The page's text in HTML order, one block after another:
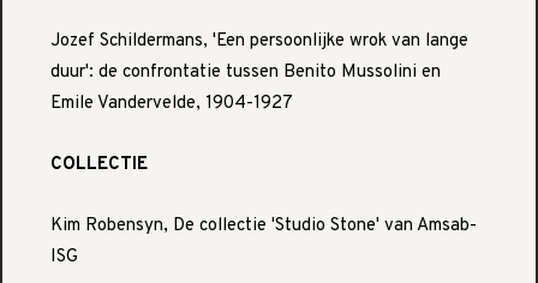
Jozef Schildermans, 'Een persoonlijke wrok van lange
duur': de confrontatie tussen Benito Mussolini en
Emile Vandervelde, 1904-1927
COLLECTIE
Kim Robensyn, De collectie 'Studio Stone' van Amsab-
ISG